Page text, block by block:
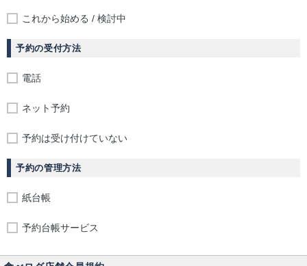
これから始める / 検討中
予約の受付方法
電話
ネット予約
予約は受け付けていない
予約の管理方法
紙台帳
予約台帳サービス